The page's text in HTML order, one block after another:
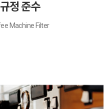
정 준수
Machine Filter